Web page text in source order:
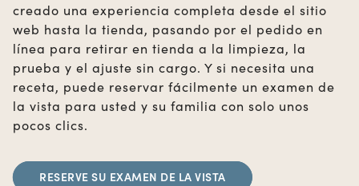
creado una experiencia completa desde el sitio
web hasta la tienda, pasando por el pedido en
línea para retirar en tienda a la limpieza, la
prueba y el ajuste sin cargo. Y si necesita una
receta, puede reservar fácilmente un examen de
la vista para usted y su familia con solo unos
pocos clics.
RESERVE SU EXAMEN DE LA VISTA